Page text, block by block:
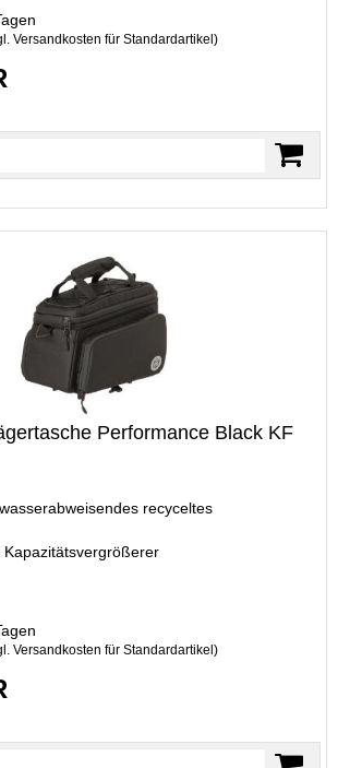
Versandkosten für Standardartikel )
Performance Black KF
recyceltes
Versandkosten für Standardartikel )